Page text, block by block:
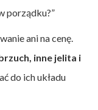
porządku?”
ani na cenę.
inne jelita i
do ich układu